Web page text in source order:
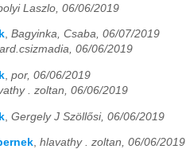
Laszlo, 06/06/2019
, Bagyinka, Csaba, 06/07/2019
06/06/2019
, por, 06/06/2019
. zoltan, 06/06/2019
Gergely J Szöllősi, 06/06/2019
, hlavathy . zoltan, 06/06/2019